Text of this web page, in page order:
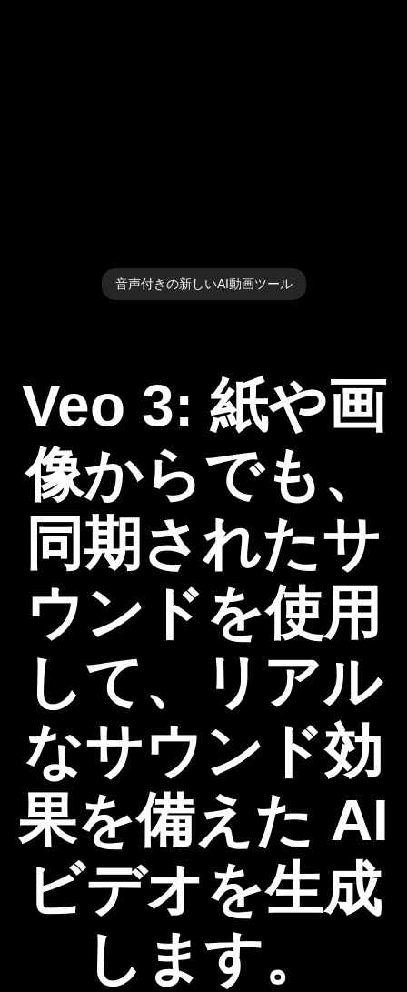
音声付きの新しいAI動画ツール
Veo 3: 紙や画
像からでも、
同期されたサ
ウンドを使用
して、リアル
なサウンド効
果を備えた AI
ビデオを生成
します。